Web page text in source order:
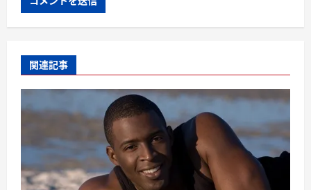
関連記事